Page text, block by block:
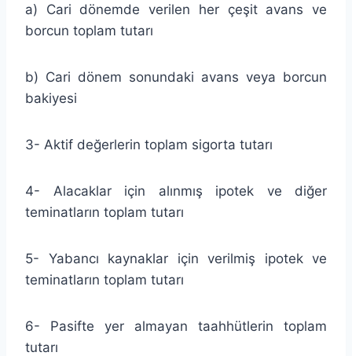
a) Cari dönemde verilen her çeşit avans ve
borcun toplam tutarı
b) Cari dönem sonundaki avans veya borcun
bakiyesi
3- Aktif değerlerin toplam sigorta tutarı
4- Alacaklar için alınmış ipotek ve diğer
teminatların toplam tutarı
5- Yabancı kaynaklar için verilmiş ipotek ve
teminatların toplam tutarı
6- Pasifte yer almayan taahhütlerin toplam
tutarı